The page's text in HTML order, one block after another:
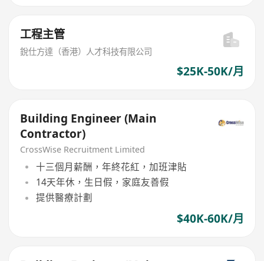
工程主管
銳仕方達（香港）人才科技有限公司
$25K-50K/月
Building Engineer (Main
Contractor)
CrossWise Recruitment Limited
十三個月薪酬，年終花紅，加班津貼
14天年休，生日假，家庭友善假
提供醫療計劃
$40K-60K/月